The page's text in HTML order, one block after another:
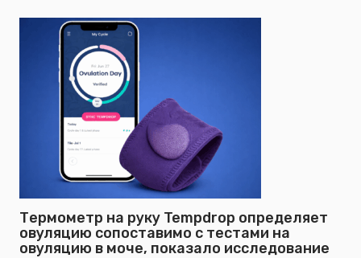
Термометр на руку Tempdrop определяет
овуляцию сопоставимо с тестами на
овуляцию в моче, показало исследование